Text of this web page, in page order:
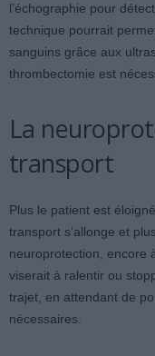
l’échographie pour
technique pourrait
sanguins grâce aux
thrombectomie est
La
transport
Plus le patient est
transport s’allonge et
neuroprotection, encore
viserait à ralentir ou
trajet, en attendant de
nécessaires.